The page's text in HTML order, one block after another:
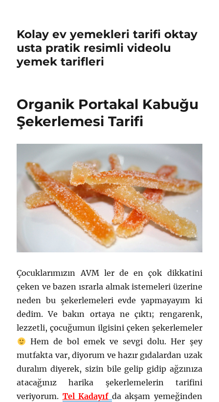
Kolay ev yemekleri tarifi oktay
usta pratik resimli videolu
yemek tarifleri
Organik Portakal Kabuğu
Şekerlemesi Tarifi
Çocuklarımızın AVM ler de en çok dikkatini
çeken ve bazen ısrarla almak istemeleri üzerine
neden bu şekerlemeleri evde yapmayayım ki
dedim. Ve bakın ortaya ne çıktı; rengarenk,
lezzetli, çocuğumun ilgisini çeken şekerlemeler
Hem de bol emek ve sevgi dolu. Her şey
mutfakta var, diyorum ve hazır gıdalardan uzak
duralım diyerek, sizin bile gelip gidip ağzınıza
atacağınız harika şekerlemelerin tarifini
veriyorum. Tel Kadayıf da akşam yemeğinden